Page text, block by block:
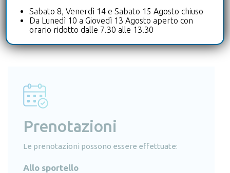
Ambulatorio di Chirurgia
Prenotazioni
Le prenotazioni possono essere effettuate:
Allo sportello
Sabato 8, Venerdì 14 e Sabato 15 Agosto chiuso
Da Lunedì 10 a Giovedì 13 Agosto aperto con
orario ridotto dalle 7.30 alle 13.30